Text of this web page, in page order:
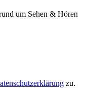
um Sehen & Hören
zu.